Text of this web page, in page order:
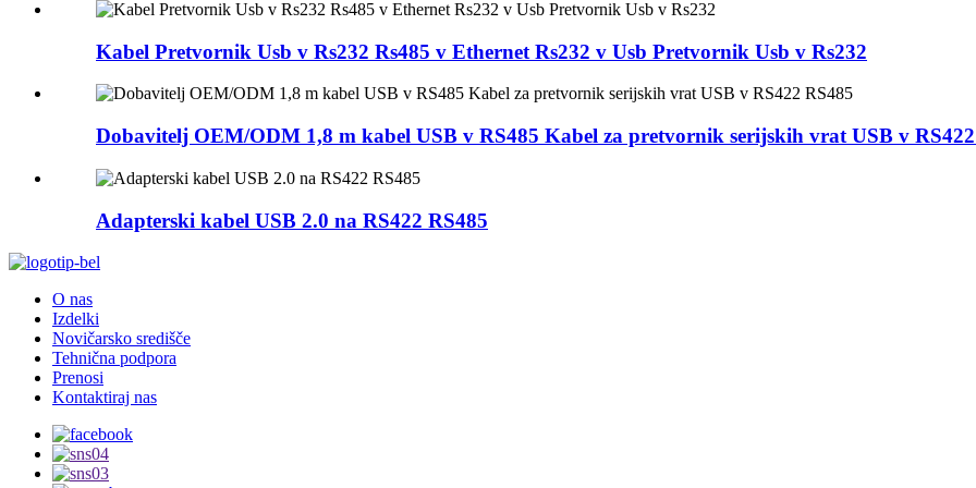
Kabel Pretvornik Usb v Rs232 Rs485 v Ethernet Rs232 v Usb Pretvornik Usb v Rs232
Dobavitelj OEM/ODM 1,8 m kabel USB v RS485 Kabel za pretvornik serijskih vrat USB v RS422
Adapterski kabel USB 2.0 na RS422 RS485
O nas
Izdelki
Novičarsko središče
Tehnična podpora
Prenosi
Kontaktiraj nas